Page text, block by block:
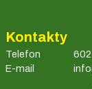
Kontakty
Telefon
E-mail